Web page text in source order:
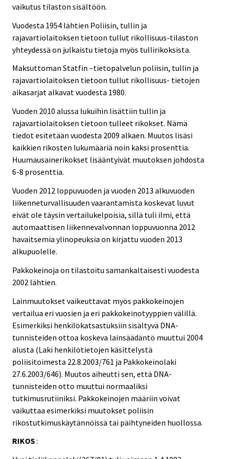
vaikutus tilaston sisältöön.
Vuodesta 1954 lähtien Poliisin, tullin ja
rajavartiolaitoksen tietoon tullut rikollisuus-tilaston
yhteydessä on julkaistu tietoja myös tullirikoksista.
Maksuttoman Statfin –tietopalvelun poliisin, tullin ja
rajavartiolaitoksen tietoon tullut rikollisuus- tietojen
aikasarjat alkavat vuodesta 1980.
Vuoden 2010 alussa lukuihin lisättiin tullin ja
rajavartiolaitoksen tietoon tulleet rikokset. Nämä
tiedot esitetään vuodesta 2009 alkaen. Muutos lisäsi
kaikkien rikosten lukumääriä noin kaksi prosenttia.
Huumausainerikokset lisääntyivät muutoksen johdosta
6-8 prosenttia.
Vuoden 2012 loppuvuoden ja vuoden 2013 alkuvuoden
liikenneturvallisuuden vaarantamista koskevat luvut
eivät ole täysin vertailukelpoisia, sillä tuli ilmi, että
automaattisen liikennevalvonnan loppuvuonna 2012
havaitsemia ylinopeuksia on kirjattu vuoden 2013
alkupuolelle.
Pakkokeinoja on tilastoitu samankaltaisesti vuodesta
2002 lähtien.
Lainmuutokset vaikeuttavat myös pakkokeinojen
vertailua eri vuosien ja eri pakkokeinotyyppien välillä.
Esimerkiksi henkilökatsastuksiin sisältyvä DNA-
tunnisteiden ottoa koskeva lainsäädäntö muuttui 2004
alusta (Laki henkilötietojen käsittelystä
poliisitoimesta 22.8.2003/761 ja Pakkokeinolaki
27.6.2003/646). Muutos aiheutti sen, että DNA-
tunnisteiden otto muuttui normaaliksi
tutkimusrutiiniksi. Pakkokeinojen määriin voivat
vaikuttaa esimerkiksi muutokset poliisin
rikostutkimuskäytännöissä tai päihtyneiden huollossa.
RIKOS: